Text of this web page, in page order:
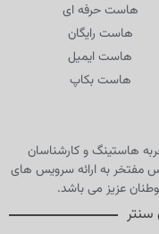
هاستینگ و کارشناسان
مفتخر به ارائه سرویس های
عزیز می باشد.
هاست حرفه ای
هاست رایگان
هاست ایمیل
هاست بکاپ
سنتر